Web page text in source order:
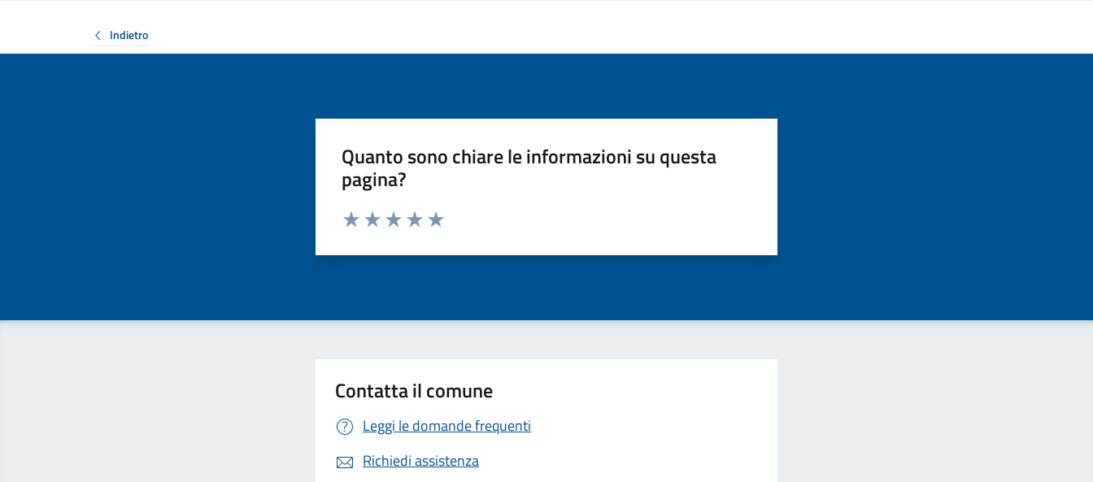
Indietro
Quanto sono chiare le informazioni su questa
pagina?
Valuta da 1 a 5 stelle la pagina
Contatta il comune
Leggi le domande frequenti
Richiedi assistenza